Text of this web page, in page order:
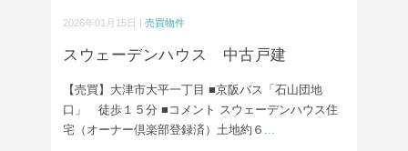
2026年01月15日 |売買物件
スウェーデンハウス 中古戸建
【売買】大津市大平一丁目 ■京阪バス「石山団地
口」 徒歩１５分 ■コメント スウェーデンハウス住
宅（オーナー倶楽部登録済）土地約６